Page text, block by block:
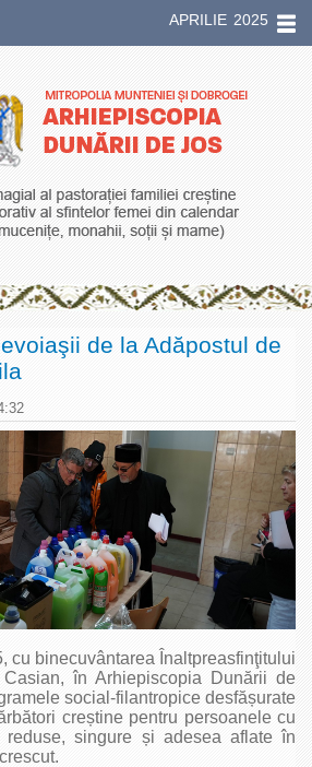
APRILIE 2025
de la Adăpostul de
cu binecuvântarea Înaltpreasfinţitului
Casian, în Arhiepiscopia Dunării de
social-filantropice desfășurate
creștine pentru persoanele cu
reduse, singure și adesea aflate în